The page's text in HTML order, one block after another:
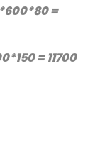
=
= 11700